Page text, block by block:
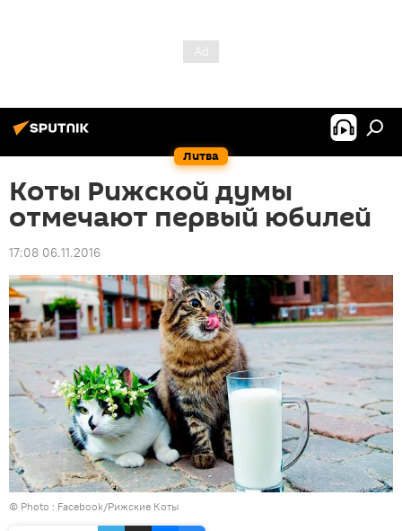
Литва
Коты Рижской думы
отмечают первый юбилей
17:08 06.11.2016
© Photo : Facebook/Рижские Коты